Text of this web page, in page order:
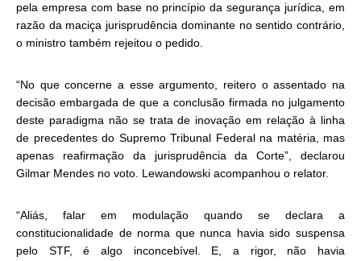
pela empresa com base no princípio da segurança jurídica, em
razão da maciça jurisprudência dominante no sentido contrário,
o ministro também rejeitou o pedido.
“No que concerne a esse argumento, reitero o assentado na
decisão embargada de que a conclusão firmada no julgamento
deste paradigma não se trata de inovação em relação à linha
de precedentes do Supremo Tribunal Federal na matéria, mas
apenas reafirmação da jurisprudência da Corte”, declarou
Gilmar Mendes no voto. Lewandowski acompanhou o relator.
“Aliás, falar em modulação quando se declara a
constitucionalidade de norma que nunca havia sido suspensa
pelo STF, é algo inconcebível. E, a rigor, não havia